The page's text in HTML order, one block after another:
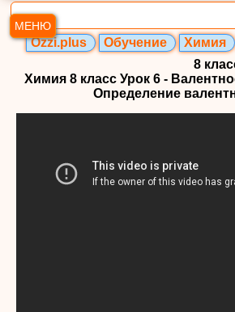
МЕНЮ
Ozzi.plus Обучение Химия
8
Химия 8 класс Урок 6 -
Определение